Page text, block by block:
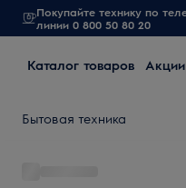
Покупайте технику по
линии 0 800 50 80 20
Каталог товаров Акции
Бытовая техника